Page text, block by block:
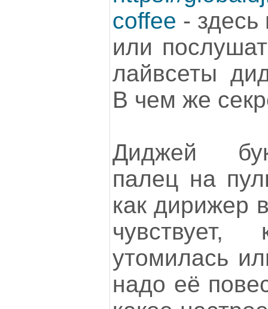
coffee - здесь
или
лайвсеты
В чем же
Диджей
палец на
как дирижер
чувствует,
утомилась
надо её